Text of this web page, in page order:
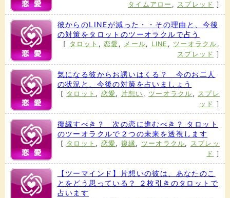
タイムアロー , スプレッド ]
彼からのLINEが減った・・その理由と、今後
の対策をタロットのツーオラクルで占う
[ タロット ,恋愛 , メール, LINE , ツーオラクル ,
スプレッド ]
気になる彼からお誘いはくる？ 今のお二人
の状況と、今後の対策を占いましょう
[ タロット , 恋愛, 片想い , ツーオラクル , スプレ
ッド ]
復縁すべき？ 次の恋に進むべき？ タロット
のツーオラクルで２つの未来を透視します
[ タロット , 恋愛, 復縁 , ツーオラクル,
スプレッ
ド ]
【ツーマインド】片想いの彼は、あなたのこ
とをどう思っている？ ２枚引きのタロットで
占います